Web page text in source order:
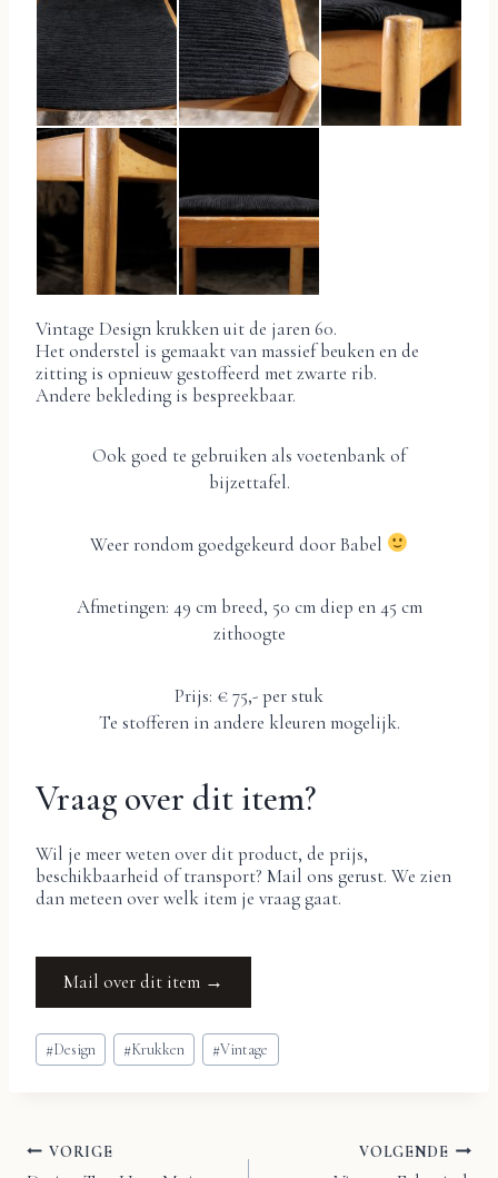
Vintage Design krukken uit de jaren 60.
Het onderstel is gemaakt van massief beuken en de
zitting is opnieuw gestoffeerd met zwarte rib.
Andere bekleding is bespreekbaar.
Ook goed te gebruiken als voetenbank of
bijzettafel.
Weer rondom goedgekeurd door Babel
Afmetingen: 49 cm breed, 50 cm diep en 45 cm
zithoogte
Prijs: € 75,- per stuk
Te stofferen in andere kleuren mogelijk.
Vraag over dit item?
Wil je meer weten over dit product, de prijs,
beschikbaarheid of transport? Mail ons gerust. We zien
dan meteen over welk item je vraag gaat.
Mail over dit item →
Bericht
tags:
#Design #Krukken #Vintage
VORIGE VOLGENDE